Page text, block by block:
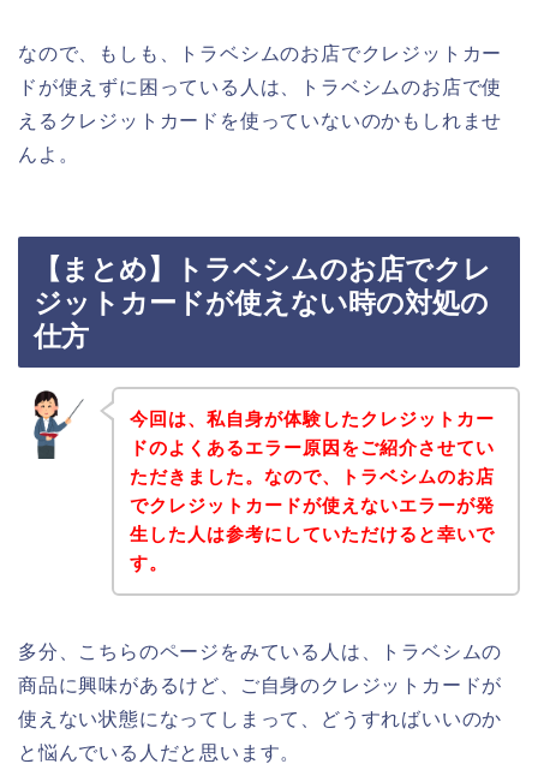
なので、もしも、トラベシムのお店でクレジットカー
ドが使えずに困っている人は、トラベシムのお店で使
えるクレジットカードを使っていないのかもしれませ
んよ。
【まとめ】トラベシムのお店でクレ
ジットカードが使えない時の対処の
仕方
今回は、私自身が体験したクレジットカー
ドのよくあるエラー原因をご紹介させてい
ただきました。なので、トラベシムのお店
でクレジットカードが使えないエラーが発
生した人は参考にしていただけると幸いで
す。
多分、こちらのページをみている人は、トラベシムの
商品に興味があるけど、ご自身のクレジットカードが
使えない状態になってしまって、どうすればいいのか
と悩んでいる人だと思います。